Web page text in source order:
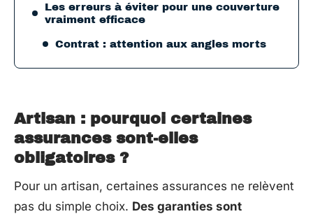
Les erreurs à éviter pour une couverture
vraiment efficace
Contrat : attention aux angles morts
Artisan : pourquoi certaines
assurances sont-elles
obligatoires ?
Pour un artisan, certaines assurances ne relèvent
pas du simple choix. Des garanties sont